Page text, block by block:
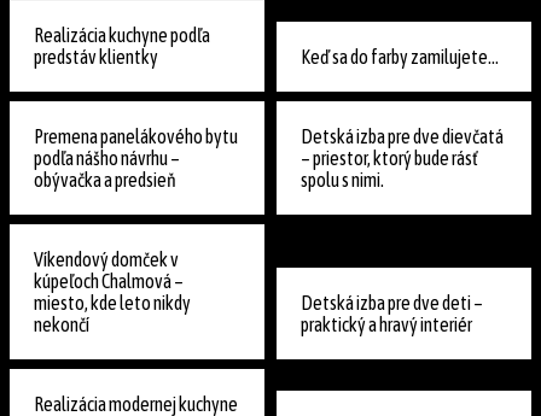
Realizácia kuchyne podľa
predstáv klientky
Keď sa do farby zamilujete...
Premena panelákového bytu
podľa nášho návrhu –
obývačka a predsieň
Detská izba pre dve dievčatá
– priestor, ktorý bude rásť
spolu s nimi.
Víkendový domček v
kúpeľoch Chalmová –
miesto, kde leto nikdy
nekončí
Detská izba pre dve deti –
praktický a hravý interiér
Realizácia modernej kuchyne